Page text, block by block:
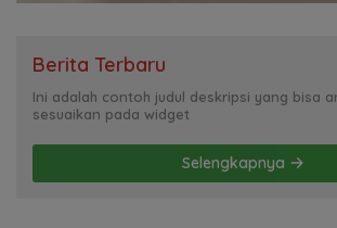
Berita Terbaru
Ini adalah contoh judul deskripsi yang bisa
sesuaikan pada widget
Selengkapnya